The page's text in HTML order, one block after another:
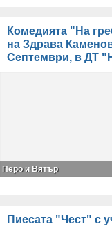
Комедията "На
на Здрава
Септември, в ДТ
Перо и Вятър
Пиесата "Чест" с